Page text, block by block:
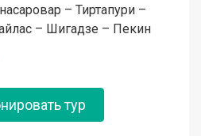
– Тиртапури –
– Шигадзе – Пекин
тур